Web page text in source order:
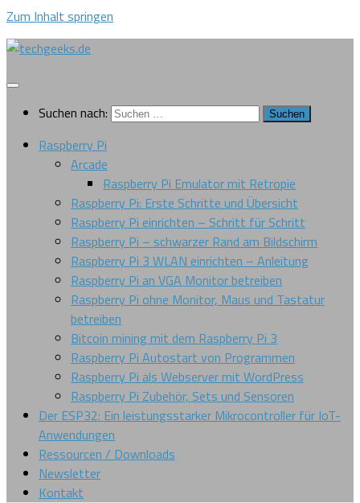
Zum Inhalt springen
Suchen nach:
Raspberry Pi
Arcade
Raspberry Pi Emulator mit Retropie
Raspberry Pi: Erste Schritte und Übersicht
Raspberry Pi einrichten – Schritt für Schritt
Raspberry Pi – schwarzer Rand am Bildschirm
Raspberry Pi 3 WLAN einrichten – Anleitung
Raspberry Pi an VGA Monitor betreiben
Raspberry Pi ohne Monitor, Maus und Tastatur
betreiben
Bitcoin mining mit dem Raspberry Pi 3
Raspberry Pi Autostart von Programmen
Raspberry Pi als Webserver mit WordPress
Raspberry Pi Zubehör, Sets und Sensoren
Der ESP32: Ein leistungsstarker Mikrocontroller für IoT-
Anwendungen
Ressourcen / Downloads
Newsletter
Kontakt